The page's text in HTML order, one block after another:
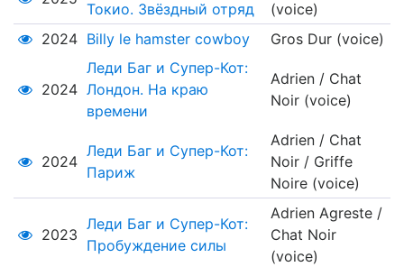
Токио. Звёздный отряд
(voice)
2024 Billy le hamster cowboy Gros Dur (voice)
2024
Леди Баг и Супер-Кот:
Лондон. На краю
времени
Adrien / Chat
Noir (voice)
2024
Леди Баг и Супер-Кот:
Париж
Adrien / Chat
Noir / Griffe
Noire (voice)
2023
Леди Баг и Супер-Кот:
Пробуждение силы
Adrien Agreste /
Chat Noir
(voice)